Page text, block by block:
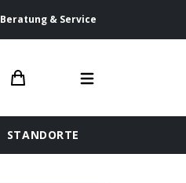
Beratung & Service
STANDORTE